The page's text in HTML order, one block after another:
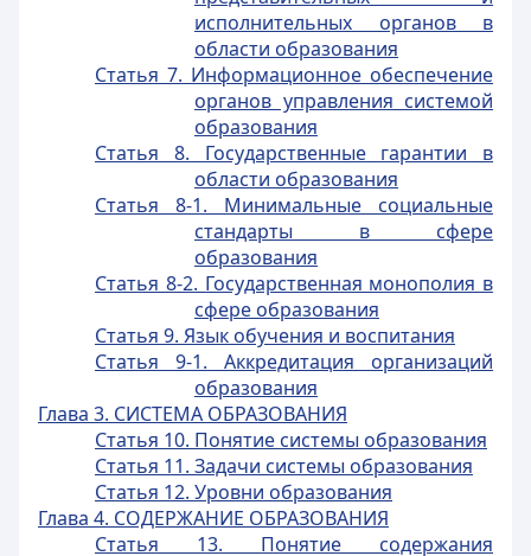
исполнительных органов в
области образования
Статья 7. Информационное обеспечение
органов управления системой
образования
Статья 8. Государственные гарантии в
области образования
Статья 8-1. Минимальные социальные
стандарты в сфере
образования
Статья 8-2. Государственная монополия в
сфере образования
Статья 9. Язык обучения и воспитания
Статья 9-1. Аккредитация организаций
образования
Глава 3. СИСТЕМА ОБРАЗОВАНИЯ
Статья 10. Понятие системы образования
Статья 11. Задачи системы образования
Статья 12. Уровни образования
Глава 4. СОДЕРЖАНИЕ ОБРАЗОВАНИЯ
Статья 13. Понятие содержания